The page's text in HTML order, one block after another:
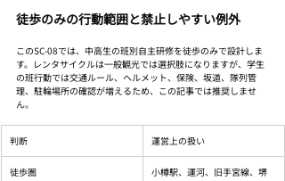
徒歩のみの行動範囲と禁止しやすい例外
このSC-08では、中高生の班別自主研修を徒歩のみで設計しま
す。レンタサイクルは一般観光では選択肢になりますが、学生
の班行動では交通ルール、ヘルメット、保険、坂道、隊列管
理、駐輪場所の確認が増えるため、この記事では推奨しませ
ん。
判断 運営上の扱い
徒歩圏
小樽駅、運河、旧手宮線、堺